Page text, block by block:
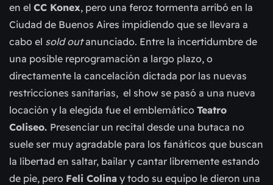
en el CC Konex, pero una feroz tormenta arribó en la
Ciudad de Buenos Aires impidiendo que se llevara a
cabo el sold outanunciado. Entre la incertidumbre de
una posible reprogramación a largo plazo, o
directamente la cancelación dictada por las nuevas
restricciones sanitarias, el show se pasó a una nueva
locación y la elegida fue el emblemático Teatro
Coliseo. Presenciar un recital desde una butaca no
suele ser muy agradable para los fanáticos que buscan
la libertad en saltar, bailar y cantar libremente estando
de pie, pero Feli Colina y todo su equipo le dieron una